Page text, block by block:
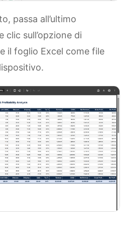
passa all’ultimo
clic sull’opzione di
il foglio Excel come file